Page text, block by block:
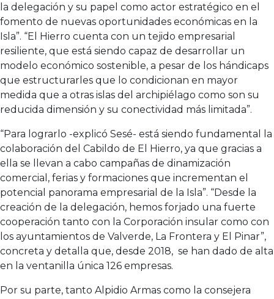
la delegación y su papel como actor estratégico en el
fomento de nuevas oportunidades económicas en la
Isla”. “El Hierro cuenta con un tejido empresarial
resiliente, que está siendo capaz de desarrollar un
modelo económico sostenible, a pesar de los hándicaps
que estructurarles que lo condicionan en mayor
medida que a otras islas del archipiélago como son su
reducida dimensión y su conectividad más limitada”.
“Para lograrlo -explicó Sesé- está siendo fundamental la
colaboración del Cabildo de El Hierro, ya que gracias a
ella se llevan a cabo campañas de dinamización
comercial, ferias y formaciones que incrementan el
potencial panorama empresarial de la Isla”. “Desde la
creación de la delegación, hemos forjado una fuerte
cooperación tanto con la Corporación insular como con
los ayuntamientos de Valverde, La Frontera y El Pinar”,
concreta y detalla que, desde 2018, se han dado de alta
en la ventanilla única 126 empresas.
Por su parte, tanto Alpidio Armas como la consejera